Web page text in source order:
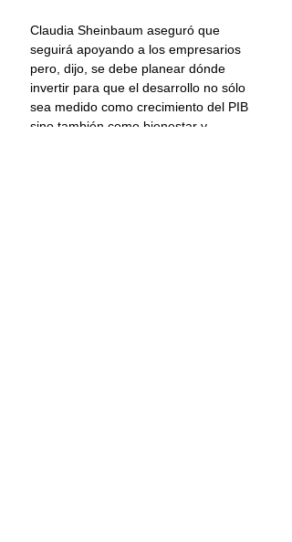
Claudia Sheinbaum aseguró que
seguirá apoyando a los empresarios
pero, dijo, se debe planear dónde
invertir para que el desarrollo no sólo
sea medido como crecimiento del PIB
sino también como bienestar y